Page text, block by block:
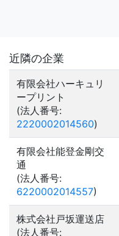
近隣の企業
有限会社ハーキュリ
ープリント
(法人番号:
2220002014560)
有限会社能登金剛交
通
(法人番号:
6220002014557)
株式会社戸坂運送店
(法人番号: